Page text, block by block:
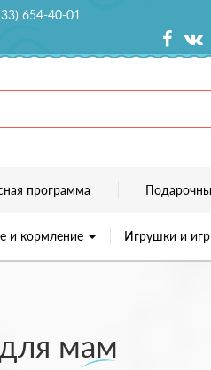
654-40-01
программа
и кормление Игрушки и
мам